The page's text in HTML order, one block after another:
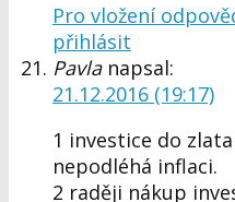
Pro vložení
přihlásit
Pavla napsal:
21.12.2016 (19:17)
1 investice do
nepodléhá inflaci.
2 raději nákup